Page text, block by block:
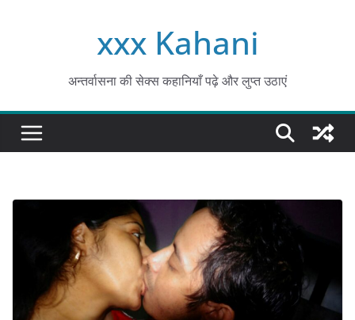
xxx Kahani
अन्तर्वासना की सेक्स कहानियाँ पढ़े और लुप्त उठाएं